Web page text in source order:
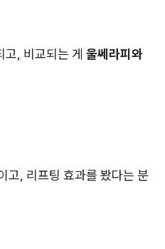
고, 비교되는 게 울쎄라피와
고, 리프팅 효과를 봤다는 분